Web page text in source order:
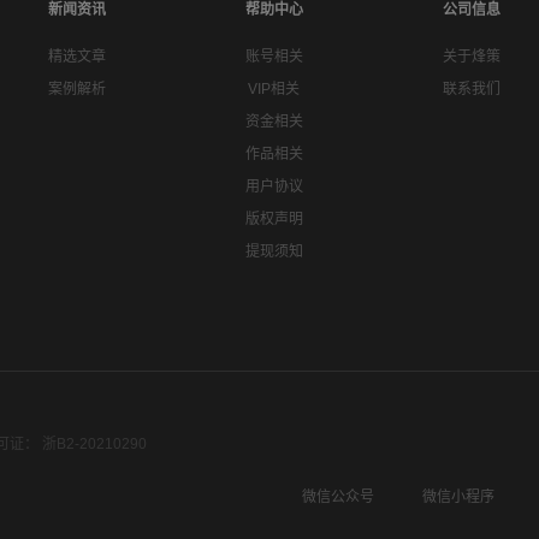
新闻资讯
精选文章
案例解析
帮助中心
账号相关
VIP相关
资金相关
作品相关
用户协议
版权声明
提现须知
公司信息
关于烽策
联系我们
证： 浙B2-20210290
微信公众号
微信小程序